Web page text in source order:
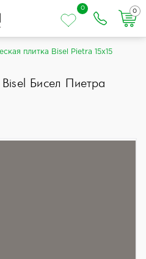
0
0
плитка Bisel Pietra 15x15
Бисел Пиетра